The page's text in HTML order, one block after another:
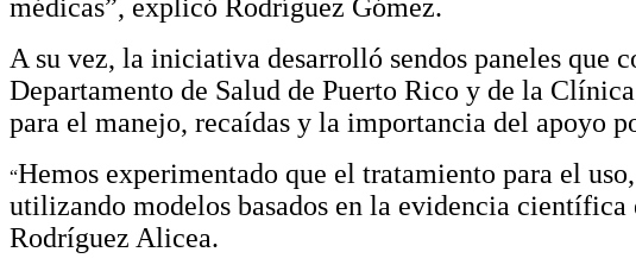
médicas”, explicó Rodríguez Gómez.
A su vez, la iniciativa desarrolló sendos paneles que
Departamento de Salud de Puerto Rico y de la
para el manejo, recaídas y la importancia del apoyo
“Hemos experimentado que el tratamiento para el
utilizando modelos basados en la evidencia
Rodríguez Alicea.